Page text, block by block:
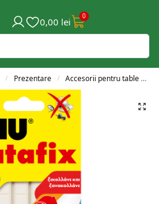
0,00 lei 0
/ Prezentare / Accesorii pentru table și flipchart-uri